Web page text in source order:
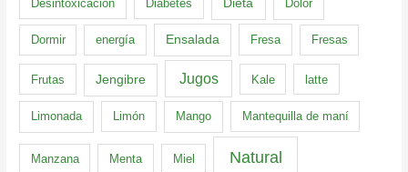
Desintoxicación Diabetes Dolor
Dormir energía Ensalada Fresa Fresas
Frutas Jengibre Jugos Kale latte
Limonada Limón Mango Mantequilla de maní
Manzana Menta Miel Natural